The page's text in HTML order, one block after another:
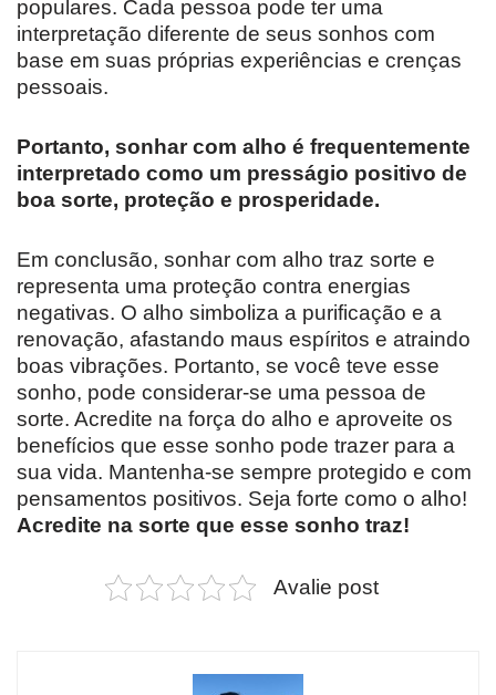
populares. Cada pessoa pode ter uma
interpretação diferente de seus sonhos com
base em suas próprias experiências e crenças
pessoais.
Portanto, sonhar com alho é frequentemente
interpretado como um presságio positivo de
boa sorte, proteção e prosperidade.
Em conclusão, sonhar com alho traz sorte e
representa uma proteção contra energias
negativas. O alho simboliza a purificação e a
renovação, afastando maus espíritos e atraindo
boas vibrações. Portanto, se você teve esse
sonho, pode considerar-se uma pessoa de
sorte. Acredite na força do alho e aproveite os
benefícios que esse sonho pode trazer para a
sua vida. Mantenha-se sempre protegido e com
pensamentos positivos. Seja forte como o alho!
Acredite na sorte que esse sonho traz!
Avalie post